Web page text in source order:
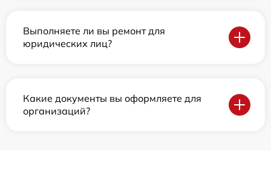
Выполняете ли вы ремонт для
юридических лиц?
Какие документы вы оформляете для
организаций?